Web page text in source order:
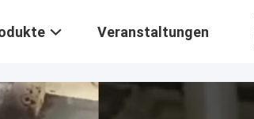
Veranstaltungen